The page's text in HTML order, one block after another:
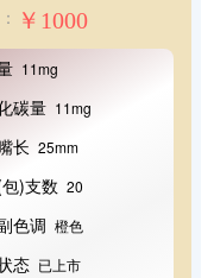
￥1000
11mg
碳量 11mg
长 25mm
)支数 20
色调 橙色
态 已上市